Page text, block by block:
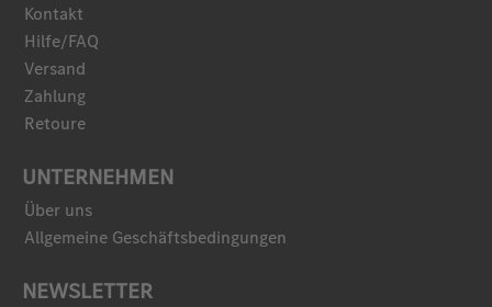
Kontakt
Hilfe/FAQ
Versand
Zahlung
Retoure
UNTERNEHMEN
Über uns
Allgemeine Geschäftsbedingungen
NEWSLETTER